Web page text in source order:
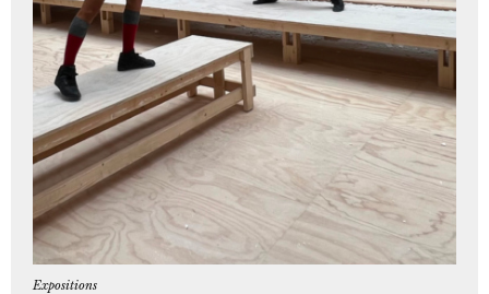
Expositions